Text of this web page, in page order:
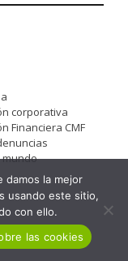
corporativa
Financiera CMF
mundo
damos la mejor
usando este sitio,
con ello.
las cookies